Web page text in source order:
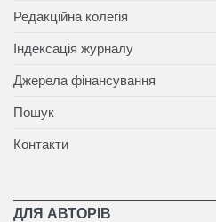
Редакційна колегія
Індексація журналу
Джерела фінансування
Пошук
Контакти
ДЛЯ АВТОРІВ